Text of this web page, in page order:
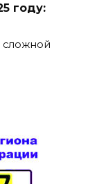
году:
сложной